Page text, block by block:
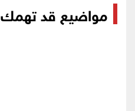
مواضيع قد تهمك